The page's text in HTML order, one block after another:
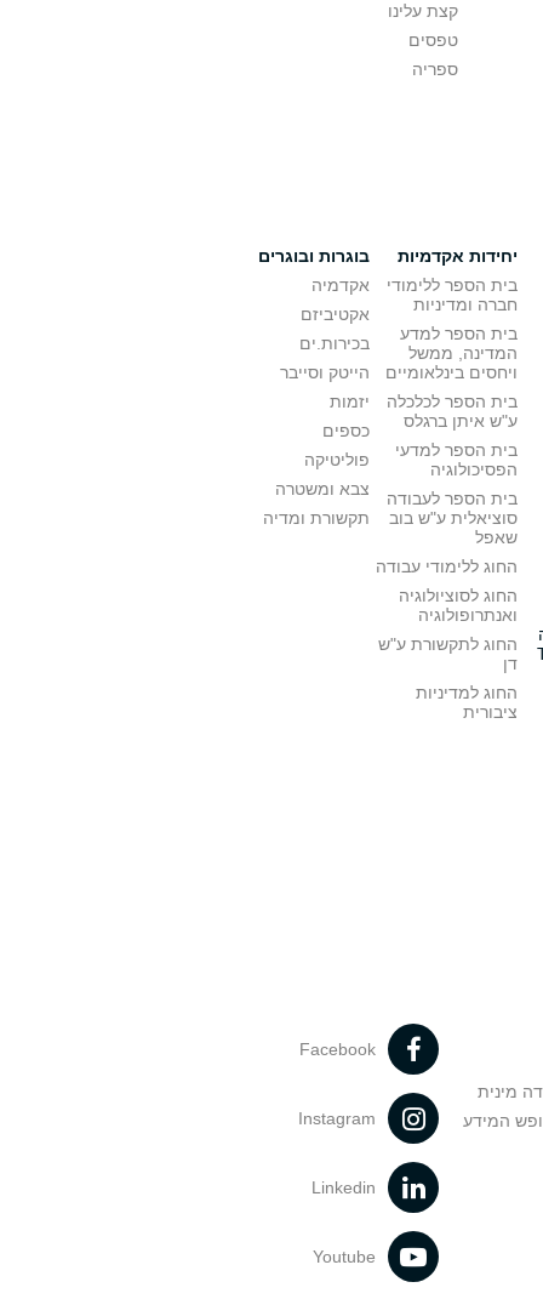
קצת עלינו
טפסים
ספריה
יחידות אקדמיות
בית הספר ללימודי
חברה ומדיניות
בית הספר למדע
המדינה, ממשל
ויחסים בינלאומיים
בית הספר לכלכלה
ע"ש איתן ברגלס
בית הספר למדעי
הפסיכולוגיה
בית הספר לעבודה
סוציאלית ע"ש בוב
שאפל
החוג ללימודי עבודה
החוג לסוציולוגיה
ואנתרופולוגיה
החוג לתקשורת ע"ש
דן
החוג למדיניות
ציבורית
בוגרות ובוגרים
אקדמיה
אקטיביזם
בכירות.ים
הייטק וסייבר
יזמות
כספים
פוליטיקה
צבא ומשטרה
תקשורת ומדיה
מינית
המידע
Facebook
Instagram
Linkedin
Youtube